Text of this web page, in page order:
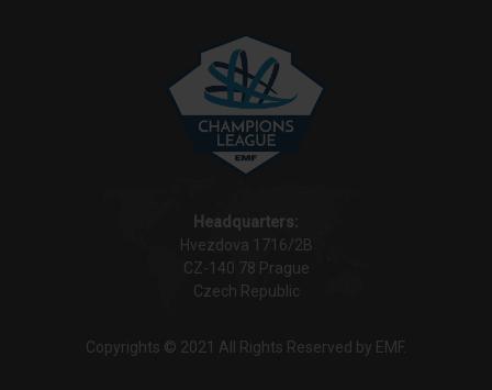
Headquarters:
Hvezdova 1716/2B
CZ-140 78 Prague
Czech Republic
Copyrights © 2021 All Rights Reserved by EMF.